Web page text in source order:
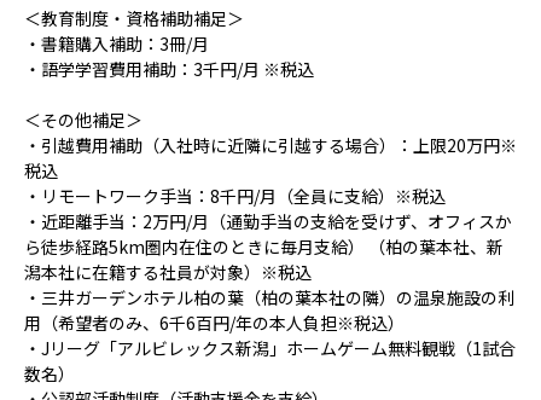
＜教育制度・資格補助補足＞
・書籍購入補助：3冊/月
・語学学習費用補助：3千円/月 ※税込
＜その他補足＞
・引越費用補助（入社時に近隣に引越する場合）：上限20万円※
税込
・リモートワーク手当：8千円/月（全員に支給）※税込
・近距離手当：2万円/月（通勤手当の支給を受けず、オフィスか
ら徒歩経路5km圏内在住のときに毎月支給） （柏の葉本社、新
潟本社に在籍する社員が対象）※税込
・三井ガーデンホテル柏の葉（柏の葉本社の隣）の温泉施設の利
用（希望者のみ、6千6百円/年の本人負担※税込）
・Jリーグ「アルビレックス新潟」ホームゲーム無料観戦（1試合
数名）